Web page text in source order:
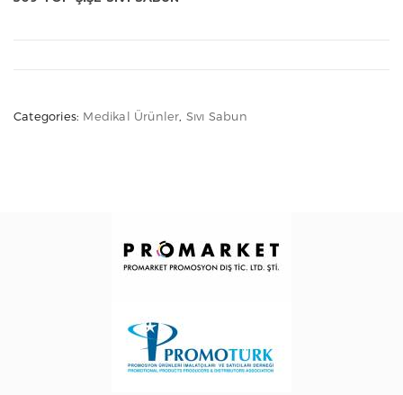
Categories: Medikal Ürünler Sıvı Sabun